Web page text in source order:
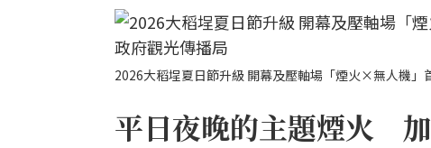
2026大稻埕夏日節升級 開幕及壓軸場「煙火×無人機
平日夜晚的主題煙火